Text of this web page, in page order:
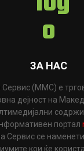
ЗА НАС
(ММС) е
дејност на
портал
Сервис се
кои ќе